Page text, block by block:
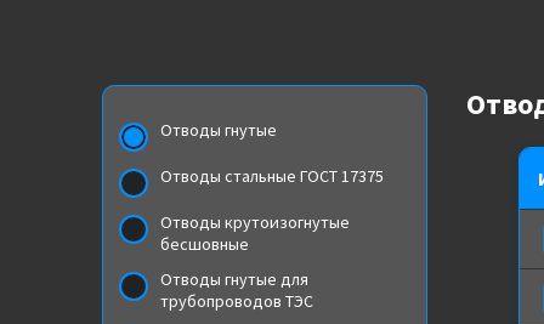
Отводы гнутые
Отводы стальные ГОСТ 17375
Отводы крутоизогнутые
бесшовные
Отводы гнутые для
трубопроводов ТЭС